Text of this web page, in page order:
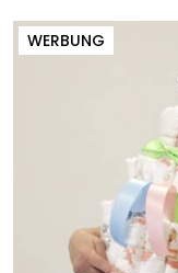
WERBUNG